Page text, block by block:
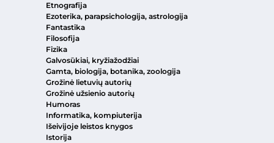
Etnografija
Ezoterika, parapsichologija, astrologija
Fantastika
Filosofija
Fizika
Galvosūkiai, kryžiažodžiai
Gamta, biologija, botanika, zoologija
Grožinė lietuvių autorių
Grožinė užsienio autorių
Humoras
Informatika, kompiuterija
Išeivijoje leistos knygos
Istorija